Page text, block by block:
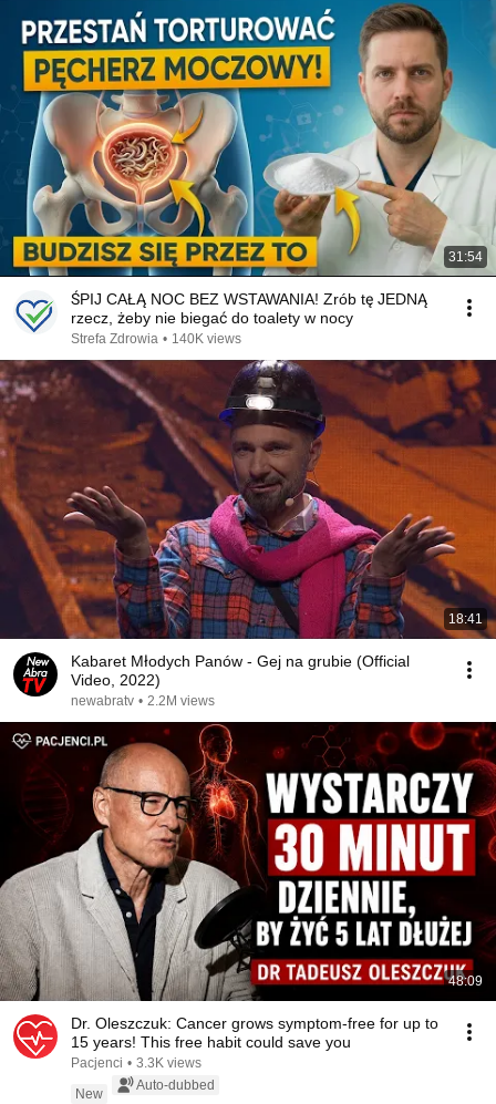
31:54
ŚPIJ CAŁĄ NOC BEZ WSTAWANIA! Zrób tę JEDNĄ
rzecz, żeby nie biegać do toalety w nocy
Strefa Zdrowia • 140K views
18:41
Kabaret Młodych Panów - Gej na grubie (Official
Video, 2022)
newabratv • 2.2M views
48:09
Dr. Oleszczuk: Cancer grows symptom-free for up to
15 years! This free habit could save you
Pacjenci • 3.3K views
New
Auto-dubbed